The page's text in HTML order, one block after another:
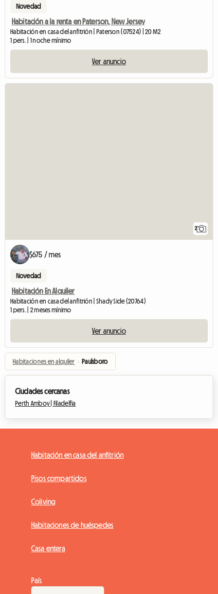
Novedad
Habitación a la renta en Paterson, New Jersey
Habitación en casa del anfitrión | Paterson (07524) | 20 M2
1 pers. | 1 noche mínimo
Ver anuncio
2
$675 / mes
Novedad
Habitación En Alquiler
Habitación en casa del anfitrión | Shady Side (20764)
1 pers. | 2 meses mínimo
Ver anuncio
Habitaciones en alquiler › Paulsboro
Ciudades cercanas
Perth Amboy | Filadelfia
Habitación en casa del anfitrión
Pisos compartidos
Coliving
Habitaciones de huéspedes
Casa entera
País